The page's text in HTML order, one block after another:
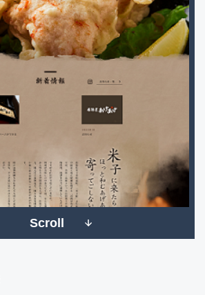
Scroll